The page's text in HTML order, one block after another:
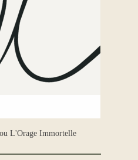
L'Orage Immortelle